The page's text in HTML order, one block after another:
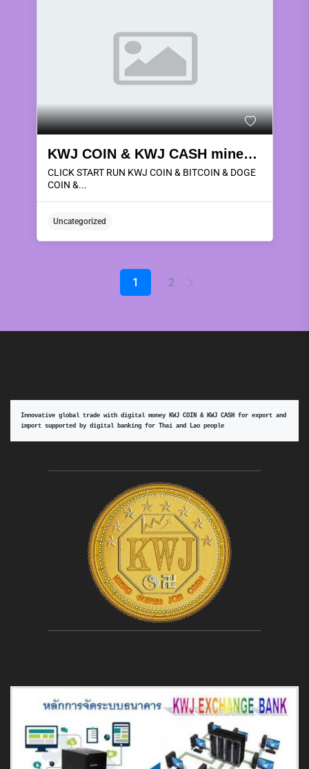
KWJ COIN & KWJ CASH miners rental deposits can be redeemed as KWJ COIN & KWJ CASH coins or redeemed for instant cash, which can be withdrawn every day. 5,10,15,20,25,30 of every month by using 20% ​​to join in the rental of mining machines of the company KWJ WORLD CO.,LTD. .To make profits every 5 days for a period of 6 months, with a 2.5% withdrawal fee every time, using the mining machine according to the package and receive the following benefits:
CLICK START RUN KWJ COIN & BITCOIN & DOGE
COIN &...
Uncategorized
1 2
Innovative global trade with digital money KWJ COIN & KWJ CASH for export and
import supported by digital banking for Thai and Lao people